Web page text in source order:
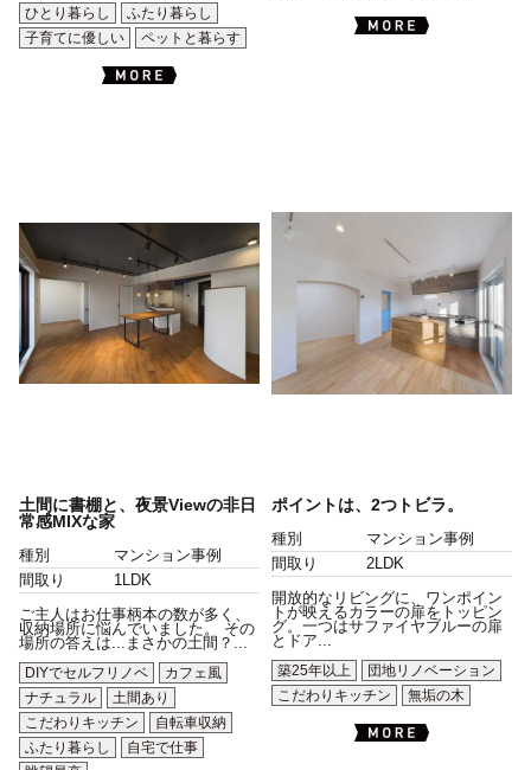
ひとり暮らし
ふたり暮らし
子育てに優しい
ペットと暮らす
土間に書棚と、夜景Viewの非日
常感MIXな家
種別
マンション事例
間取り
1LDK
ご主人はお仕事柄本の数が多く、
収納場所に悩んでいました。 その
場所の答えは...まさかの土間？...
DIYでセルフリノベ
カフェ風
ナチュラル
土間あり
こだわりキッチン
自転車収納
ふたり暮らし
自宅で仕事
ポイントは、2つトビラ。
種別
マンション事例
間取り
2LDK
開放的なリビングに、ワンポイン
トが映えるカラーの扉をトッピン
グ。一つはサファイヤブルーの扉
とドア...
築25年以上
団地リノベーション
こだわりキッチン
無垢の木